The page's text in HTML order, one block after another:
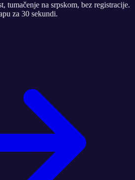
tumačenje na srpskom, bez registracije.
za 30 sekundi.